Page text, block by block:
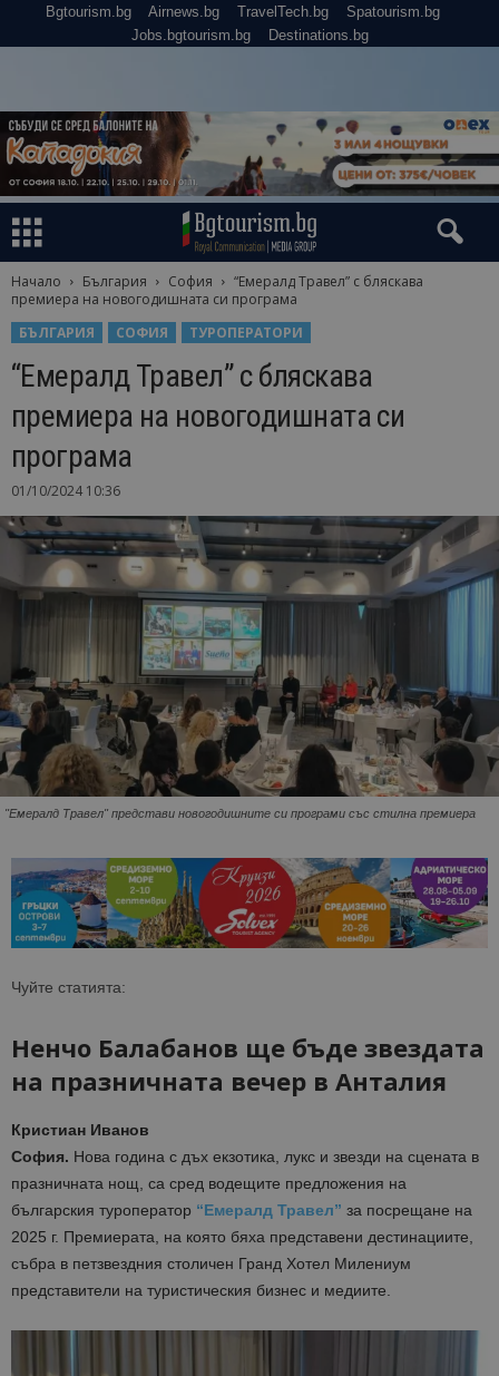
Bgtourism.bg Airnews.bg TravelTech.bg
Spatourism.bg
Jobs.bgtourism.bg
Destinations.bg
Начало България София
“Емералд Травел” с бляскава
премиера на новогодишната си програма
БЪЛГАРИЯ
СОФИЯ ТУРОПЕРАТОРИ
“Емералд Травел” с бляскава
премиера на новогодишната си
програма
01/10/2024 10:36
"Емералд Травел" представи новогодишните си програми със стилна премиера
Чуйте статията:
Ненчо Балабанов ще бъде звездата
на празничната вечер в Анталия
Кристиан Иванов
София. Нова година с дъх екзотика, лукс и звезди на сцената в
празничната нощ, са сред водещите предложения на
българския туроператор “Емералд Травел” за посрещане на
2025 г. Премиерата, на която бяха представени дестинациите,
събра в петзвездния столичен Гранд Хотел Милениум
представители на туристическия бизнес и медиите.